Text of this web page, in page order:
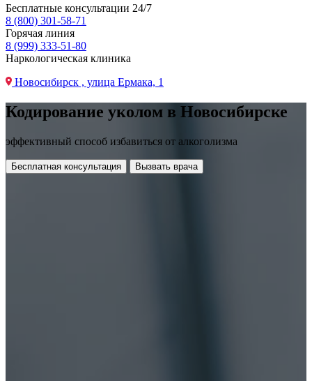
Бесплатные консультации 24/7
8 (800) 301-58-71
Горячая линия
8 (999) 333-51-80
Наркологическая клиника
Новосибирск , улица Ермака, 1
Кодирование уколом в Новосибирске
эффективный способ избавиться от алкоголизма
Бесплатная консультация Вызвать врача